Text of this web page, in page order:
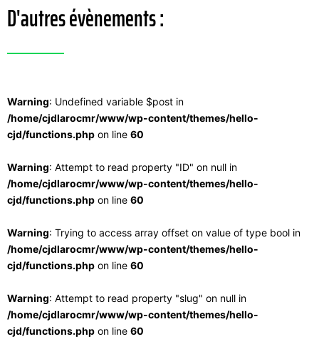
D'autres évènements :
Warning: Undefined variable $post in
/home/cjdlarocmr/www/wp-content/themes/hello-
cjd/functions.php on line 60
Warning: Attempt to read property "ID" on null in
/home/cjdlarocmr/www/wp-content/themes/hello-
cjd/functions.php on line 60
Warning: Trying to access array offset on value of type bool in
/home/cjdlarocmr/www/wp-content/themes/hello-
cjd/functions.php on line 60
Warning: Attempt to read property "slug" on null in
/home/cjdlarocmr/www/wp-content/themes/hello-
cjd/functions.php on line 60